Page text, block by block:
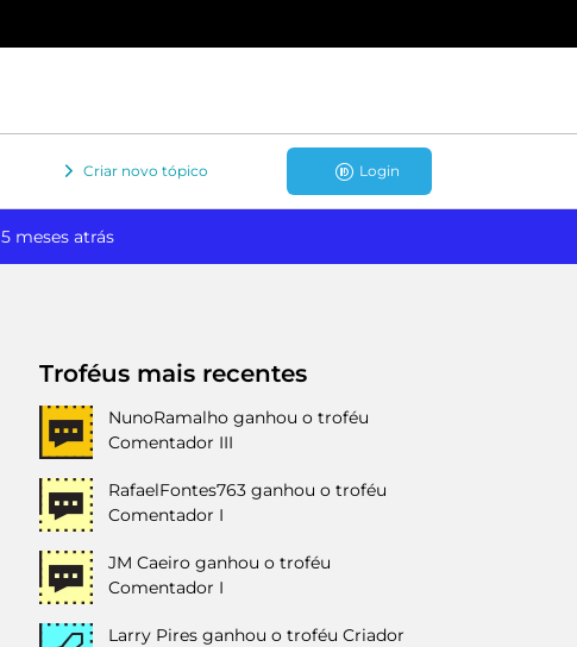
Criar novo tópico Login
5 meses atrás
Troféus mais recentes
NunoRamalho ganhou o troféu
Comentador III
RafaelFontes763 ganhou o troféu
Comentador I
JM Caeiro ganhou o troféu
Comentador I
Larry Pires ganhou o troféu Criador